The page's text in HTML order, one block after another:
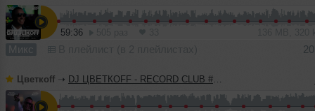
59:36
Микс
Цветкоff ➝ DJ ЦВЕТКОFF - RECORD CLUB #183 (10-04-2022)